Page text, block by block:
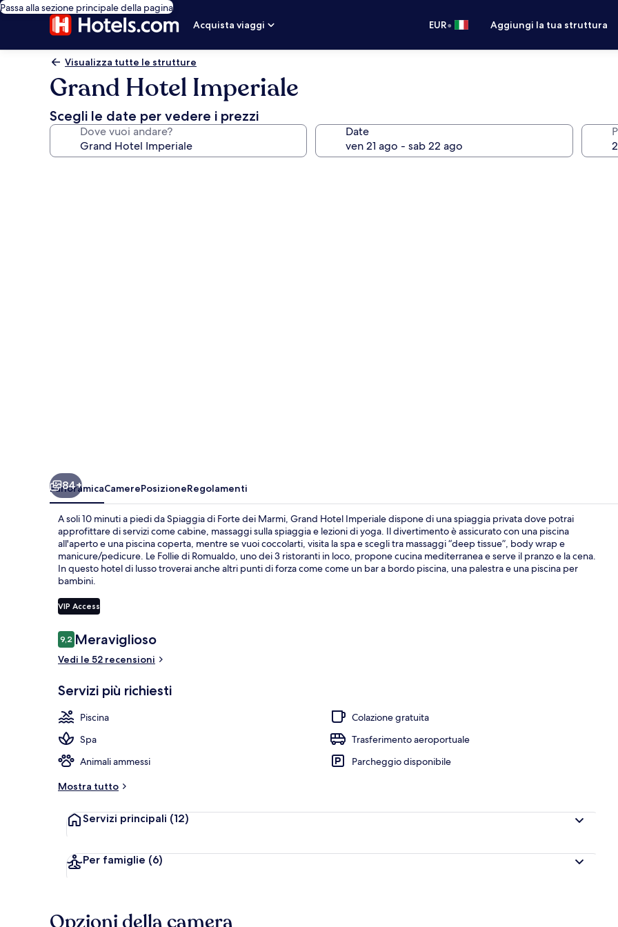
Passa alla sezione principale della pagina
Acquista viaggi
EUR• Aggiungi la tua struttura
Visualizza tutte le strutture
Grand Hotel Imperiale
Scegli le date per vedere i prezzi
Dove vuoi andare? Date
Salottino
84+
PanoramicaCamerePosizioneRegolamenti
A soli 10 minuti a piedi da Spiaggia di Forte dei Marmi, Grand Hotel Imperiale dispone di una spiaggia privata dove potrai
approfittare di servizi come cabine, massaggi sulla spiaggia e lezioni di yoga. Il divertimento è assicurato con una piscina
all'aperto e una piscina coperta, mentre se vuoi coccolarti, visita la spa e scegli tra massaggi “deep tissue”, body wrap e
manicure/pedicure. Le Follie di Romualdo, uno dei 3 ristoranti in loco, propone cucina mediterranea e serve il pranzo e la cena.
In questo hotel di lusso troverai anche altri punti di forza come come un bar a bordo piscina, una palestra e una piscina per
bambini.
VIP Access
Recensioni
9,29,2 su 10
Meraviglioso
Vedi le 52 recensioni
Servizi più richiesti
Piscina
Colazione gratuita
Spa
Trasferimento aeroportuale
Animali ammessi
Parcheggio disponibile
Mostra tutto
Servizi principali (12)
Per famiglie (6)